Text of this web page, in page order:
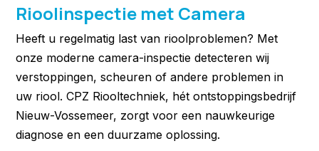
Rioolinspectie met Camera
Heeft u regelmatig last van rioolproblemen? Met
onze moderne camera-inspectie detecteren wij
verstoppingen, scheuren of andere problemen in
uw riool. CPZ Riooltechniek, hét ontstoppingsbedrijf
Nieuw-Vossemeer, zorgt voor een nauwkeurige
diagnose en een duurzame oplossing.